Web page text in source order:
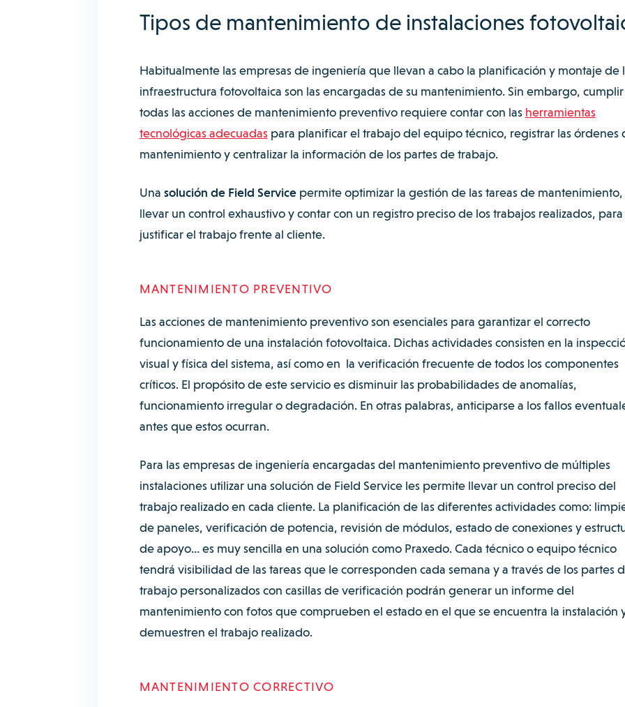
Tipos de mantenimiento de instalaciones
Habitualmente las empresas de ingeniería que llevan a cabo la planificación y montaje de
infraestructura fotovoltaica son las encargadas de su mantenimiento. Sin embargo,
todas las acciones de mantenimiento preventivo requiere contar con las herramientas
tecnológicas adecuadaspara planificar el trabajo del equipo técnico, registrar las órdenes
mantenimiento y centralizar la información de los partes de trabajo.
Una solución de Field Servicepermite optimizar la gestión de las tareas de mantenimiento,
llevar un control exhaustivo y contar con un registro preciso de los trabajos realizados, para
justificar el trabajo frente al cliente.
MANTENIMIENTO PREVENTIVO
Las acciones de mantenimiento preventivo son esenciales para garantizar el correcto
funcionamiento de una instalación fotovoltaica. Dichas actividades consisten en la
visual y física del sistema, así como en la verificación frecuente de todos los componentes
críticos. El propósito de este servicio es disminuir las probabilidades de anomalías,
funcionamiento irregular o degradación. En otras palabras, anticiparse a los fallos
antes que estos ocurran.
Para las empresas de ingeniería encargadas del mantenimiento preventivo de múltiples
instalaciones utilizar una solución de Field Service les permite llevar un control preciso del
trabajo realizado en cada cliente. La planificación de las diferentes actividades como:
de paneles, verificación de potencia, revisión de módulos, estado de conexiones y
de apoyo… es muy sencilla en una solución como Praxedo. Cada técnico o equipo técnico
tendrá visibilidad de las tareas que le corresponden cada semana y a través de los partes
trabajo personalizados con casillas de verificación podrán generar un informe del
mantenimiento con fotos que comprueben el estado en el que se encuentra la instalación
demuestren el trabajo realizado.
MANTENIMIENTO CORRECTIVO